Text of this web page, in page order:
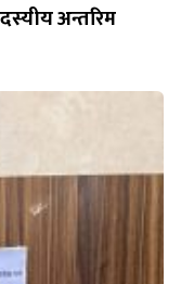
अन्तरिम